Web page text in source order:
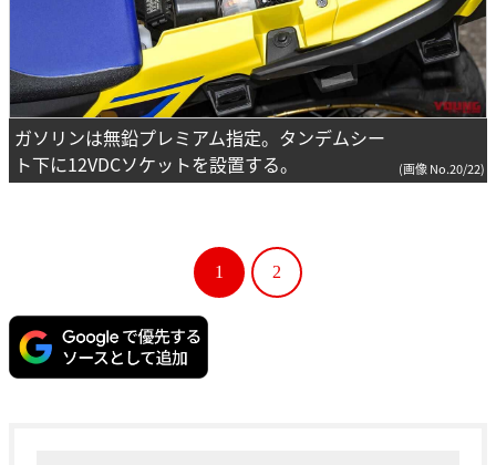
ガソリンは無鉛プレミアム指定。タンデムシー
ト下に12VDCソケットを設置する。
(画像 No.20/22)
1 2